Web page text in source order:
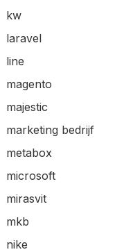
kw
laravel
line
magento
majestic
marketing bedrijf
metabox
microsoft
mirasvit
mkb
nike